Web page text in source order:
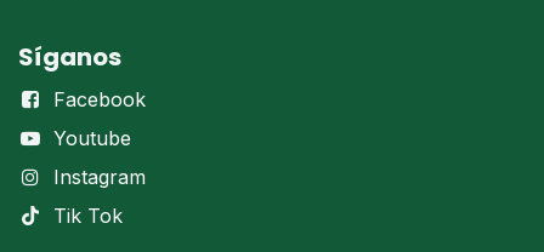
Síganos
Facebook
Youtube
Instagram
Tik Tok